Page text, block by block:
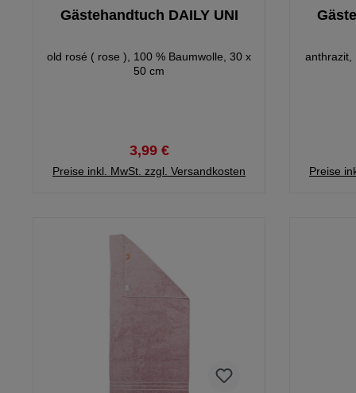
Gästehandtuch DAILY UNI
old rosé ( rose ), 100 % Baumwolle, 30 x
50 cm
3,99 €
Preise inkl. MwSt. zzgl. Versandkosten
anthrazit,
Preise